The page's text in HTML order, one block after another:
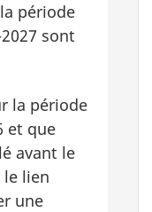
période
sont
la période
et que
avant le
le lien
une